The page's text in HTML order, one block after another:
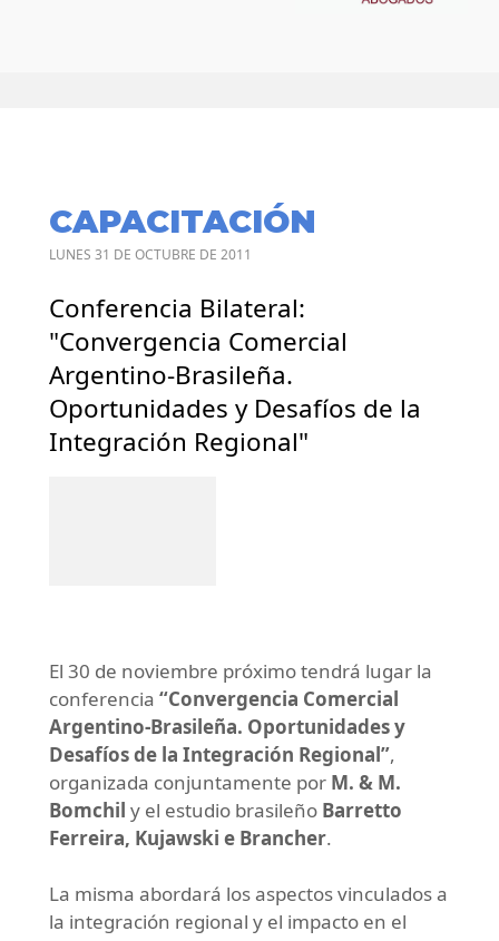
CAPACITACIÓN
LUNES 31 DE OCTUBRE DE 2011
Conferencia Bilateral:
"Convergencia Comercial
Argentino-Brasileña.
Oportunidades y Desafíos de la
Integración Regional"
El 30 de noviembre próximo tendrá lugar la
conferencia “Convergencia Comercial
Argentino-Brasileña. Oportunidades y
Desafíos de la Integración Regional”,
organizada conjuntamente por M. & M.
Bomchil y el estudio brasileño Barretto
Ferreira, Kujawski e Brancher.
La misma abordará los aspectos vinculados a
la integración regional y el impacto en el